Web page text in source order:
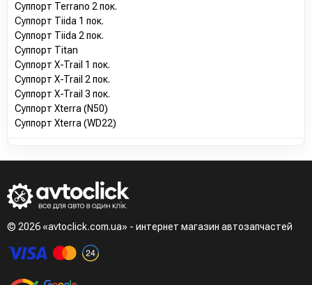
Суппорт Terrano 2 пок.
Суппорт Tiida 1 пок.
Суппорт Tiida 2 пок.
Суппорт Titan
Суппорт X-Trail 1 пок.
Суппорт X-Trail 2 пок.
Суппорт X-Trail 3 пок.
Суппорт Xterra (N50)
Суппорт Xterra (WD22)
© 2026 «avtoclick.com.ua» - интернет магазин автозапчастей